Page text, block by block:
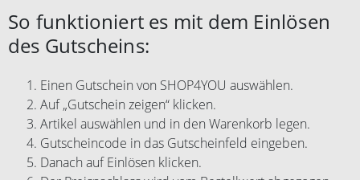
So funktioniert es mit dem Einlösen
des Gutscheins:
Einen Gutschein von SHOP4YOU auswählen.
Auf „Gutschein zeigen“ klicken.
Artikel auswählen und in den Warenkorb legen.
Gutscheincode in das Gutscheinfeld eingeben.
Danach auf Einlösen klicken.